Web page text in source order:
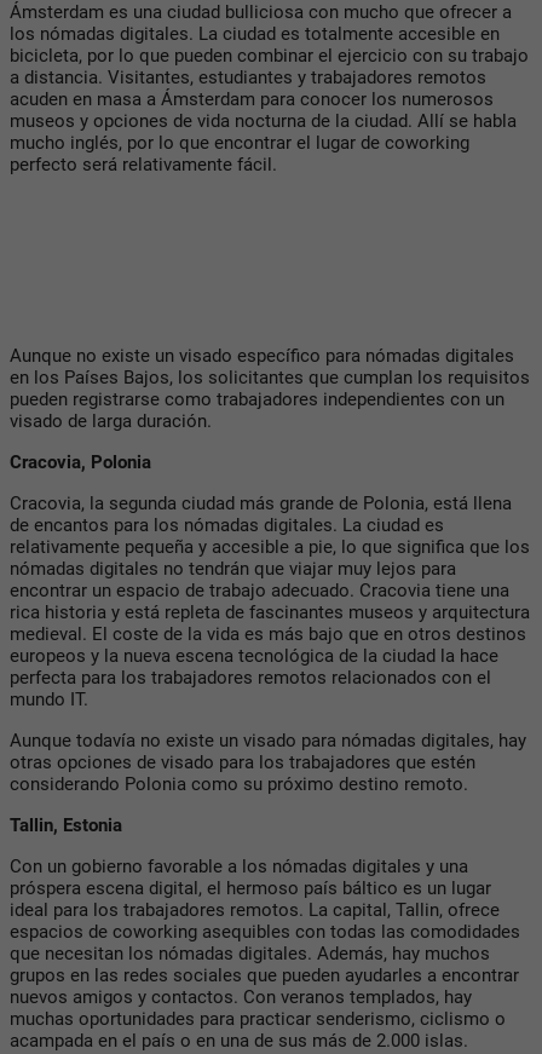
Ámsterdam es una ciudad bulliciosa con mucho que ofrecer a
los nómadas digitales. La ciudad es totalmente accesible en
bicicleta, por lo que pueden combinar el ejercicio con su trabajo
a distancia. Visitantes, estudiantes y trabajadores remotos
acuden en masa a Ámsterdam para conocer los numerosos
museos y opciones de vida nocturna de la ciudad. Allí se habla
mucho inglés, por lo que encontrar el lugar de coworking
perfecto será relativamente fácil.
Aunque no existe un visado específico para nómadas digitales
en los Países Bajos, los solicitantes que cumplan los requisitos
pueden registrarse como trabajadores independientes con un
visado de larga duración.
Cracovia, Polonia
Cracovia, la segunda ciudad más grande de Polonia, está llena
de encantos para los nómadas digitales. La ciudad es
relativamente pequeña y accesible a pie, lo que significa que los
nómadas digitales no tendrán que viajar muy lejos para
encontrar un espacio de trabajo adecuado. Cracovia tiene una
rica historia y está repleta de fascinantes museos y arquitectura
medieval. El coste de la vida es más bajo que en otros destinos
europeos y la nueva escena tecnológica de la ciudad la hace
perfecta para los trabajadores remotos relacionados con el
mundo IT.
Aunque todavía no existe un visado para nómadas digitales, hay
otras opciones de visado para los trabajadores que estén
considerando Polonia como su próximo destino remoto.
Tallin, Estonia
Con un gobierno favorable a los nómadas digitales y una
próspera escena digital, el hermoso país báltico es un lugar
ideal para los trabajadores remotos. La capital, Tallin, ofrece
espacios de coworking asequibles con todas las comodidades
que necesitan los nómadas digitales. Además, hay muchos
grupos en las redes sociales que pueden ayudarles a encontrar
nuevos amigos y contactos. Con veranos templados, hay
muchas oportunidades para practicar senderismo, ciclismo o
acampada en el país o en una de sus más de 2.000 islas.